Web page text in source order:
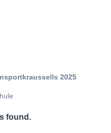
2025
found.